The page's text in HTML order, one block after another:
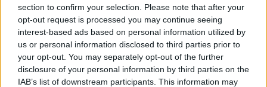
section to confirm your selection. Please note that after your
opt-out request is processed you may continue seeing
interest-based ads based on personal information utilized by
us or personal information disclosed to third parties prior to
your opt-out. You may separately opt-out of the further
disclosure of your personal information by third parties on the
IAB’s list of downstream participants. This information may
Kur paliek mūsu vecāki? Aprūpes nami – starp
pienākumu un vainas sajūtu. Diskusija ar Dainu
Jāņkalni un Diānu Zandi
''Mamma piespieda mani apprecēties 16 gadu